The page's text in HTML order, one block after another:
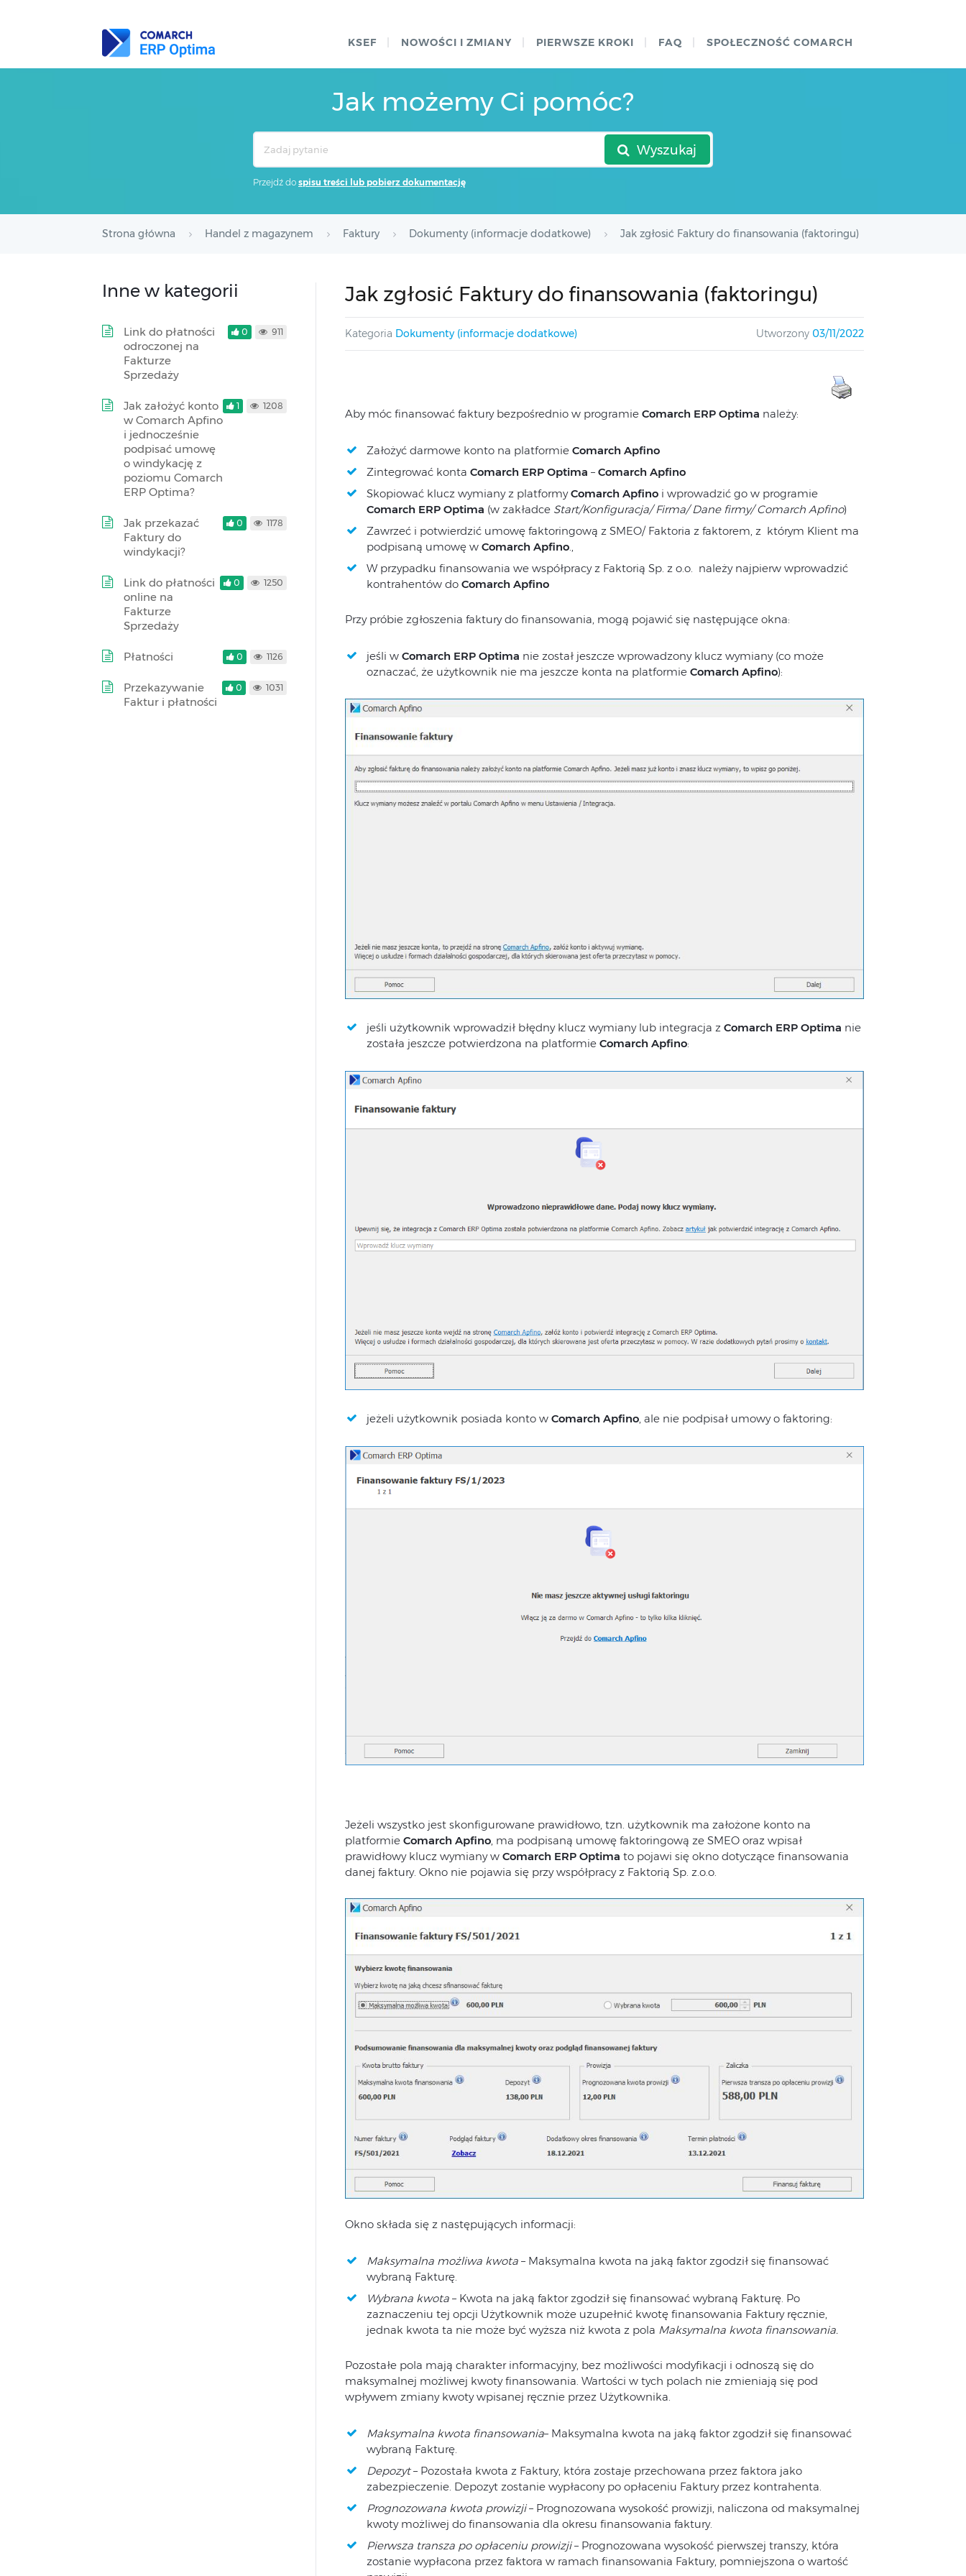
KSEF NOWOŚCI I ZMIANY PIERWSZE KROKI FAQ SPOŁECZNOŚĆ COMARCH
Jak możemy Ci pomóc?
Wyszukaj
Przejdź do spisu treści lub pobierz dokumentację
Strona główna Handel z magazynem Faktury Dokumenty (informacje dodatkowe) Jak zgłosić Faktury do finansowania (faktoringu)
Jak zgłosić Faktury do finansowania (faktoringu)
Kategoria Dokumenty (informacje dodatkowe) Utworzony 03/11/2022
Aby móc finansować faktury bezpośrednio w programie Comarch ERP Optima należy:
Założyć darmowe konto na platformie Comarch Apfino
Zintegrować konta Comarch ERP Optima – Comarch Apfino
Skopiować klucz wymiany z platformyComarch Apfinoi wprowadzić go w programie
Comarch ERP Optima (w zakładce Start/Konfiguracja/ Firma/ Dane firmy/ Comarch Apfino)
Zawrzeć i potwierdzić umowę faktoringową z SMEO/ Faktoria z faktorem, z którym Klient ma
podpisaną umowę w Comarch Apfino.,
W przypadku finansowania we współpracy z Faktorią Sp. z o.o. należy najpierw wprowadzić
kontrahentów do Comarch Apfino
Przy próbie zgłoszenia faktury do finansowania, mogą pojawić się następujące okna:
jeśli w Comarch ERP Optima nie został jeszcze wprowadzony klucz wymiany (co może
oznaczać, że użytkownik nie ma jeszcze konta na platformie Comarch Apfino):
jeśli użytkownik wprowadził błędny klucz wymiany lub integracja z Comarch ERP Optima nie
została jeszcze potwierdzona na platformie Comarch Apfino:
jeżeli użytkownik posiada konto w Comarch Apfino, ale nie podpisał umowy o faktoring:
Jeżeli wszystko jest skonfigurowane prawidłowo, tzn. użytkownik ma założone konto na
platformie Comarch Apfino, ma podpisaną umowę faktoringową ze SMEO oraz wpisał
prawidłowy klucz wymiany w Comarch ERP Optima to pojawi się okno dotyczące finansowania
danej faktury. Okno nie pojawia się przy współpracy z Faktorią Sp. z.o.o.
Okno składa się z następujących informacji:
Maksymalna możliwa kwota– Maksymalna kwota na jaką faktor zgodził się finansować
wybraną Fakturę.
Wybrana kwota – Kwota na jaką faktor zgodził się finansować wybraną Fakturę. Po
zaznaczeniu tej opcji Użytkownik może uzupełnić kwotę finansowania Faktury ręcznie,
jednak kwota ta nie może być wyższa niż kwota z pola Maksymalna kwota finansowania.
Pozostałe pola mają charakter informacyjny, bez możliwości modyfikacji i odnoszą się do
maksymalnej możliwej kwoty finansowania. Wartości w tych polach nie zmieniają się pod
wpływem zmiany kwoty wpisanej ręcznie przez Użytkownika.
Maksymalna kwota finansowania– Maksymalna kwota na jaką faktor zgodził się finansować
wybraną Fakturę.
Depozyt– Pozostała kwota z Faktury, która zostaje przechowana przez faktora jako
zabezpieczenie. Depozyt zostanie wypłacony po opłaceniu Faktury przez kontrahenta.
Prognozowana kwota prowizji– Prognozowana wysokość prowizji, naliczona od maksymalnej
kwoty możliwej do finansowania dla okresu finansowania faktury.
Pierwsza transza po opłaceniu prowizji– Prognozowana wysokość pierwszej transzy, która
zostanie wypłacona przez faktora w ramach finansowania Faktury, pomniejszona o wartość
Inne w kategorii
Link do płatności
odroczonej na
Fakturze
Sprzedaży
0 911
Jak założyć konto
w Comarch Apfino
i jednocześnie
podpisać umowę
o windykację z
poziomu Comarch
ERP Optima?
1 1208
Jak przekazać
Faktury do
windykacji?
0 1178
Link do płatności
online na
Fakturze
Sprzedaży
0 1250
Płatności 0 1126
Przekazywanie
Faktur i płatności
0 1031